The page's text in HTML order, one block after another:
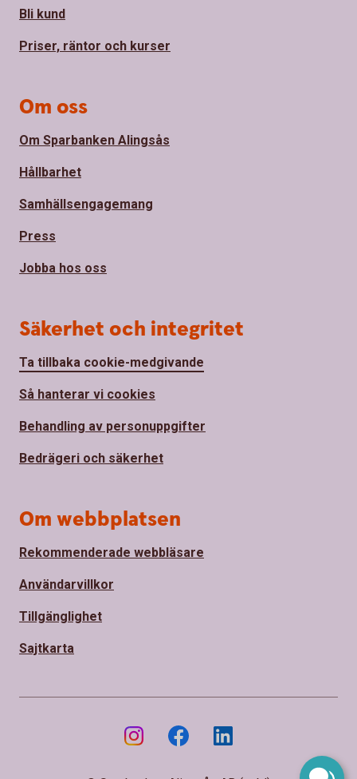
Bli kund
Priser, räntor och kurser
Om oss
Om Sparbanken Alingsås
Hållbarhet
Samhällsengagemang
Press
Jobba hos oss
Säkerhet och integritet
Ta tillbaka cookie-medgivande
Så hanterar vi cookies
Behandling av personuppgifter
Bedrägeri och säkerhet
Om webbplatsen
Rekommenderade webbläsare
Användarvillkor
Tillgänglighet
Sajtkarta